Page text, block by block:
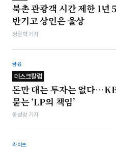
북촌 관광객 시간 제한 1년
반기고 상인은 울상
정원혁 기자
금융
데스크칼럼
돈만 대는 투자는 없다
묻는 ‘LP의 책임’
봉성창 기자
라이프